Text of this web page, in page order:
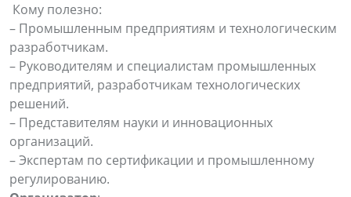
Кому полезно:
– Промышленным предприятиям и технологическим
разработчикам.
– Руководителям и специалистам промышленных
предприятий, разработчикам технологических
решений.
– Представителям науки и инновационных
организаций.
– Экспертам по сертификации и промышленному
регулированию.